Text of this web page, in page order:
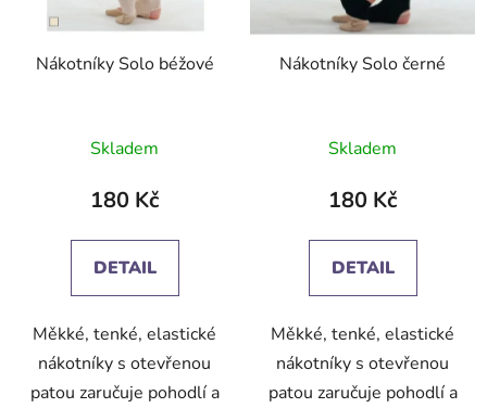
Nákotníky Solo béžové
Skladem
180 Kč
DETAIL
Měkké, tenké, elastické
nákotníky s otevřenou
patou zaručuje pohodlí a
Nákotníky Solo černé
Skladem
180 Kč
DETAIL
Měkké, tenké, elastické
nákotníky s otevřenou
patou zaručuje pohodlí a